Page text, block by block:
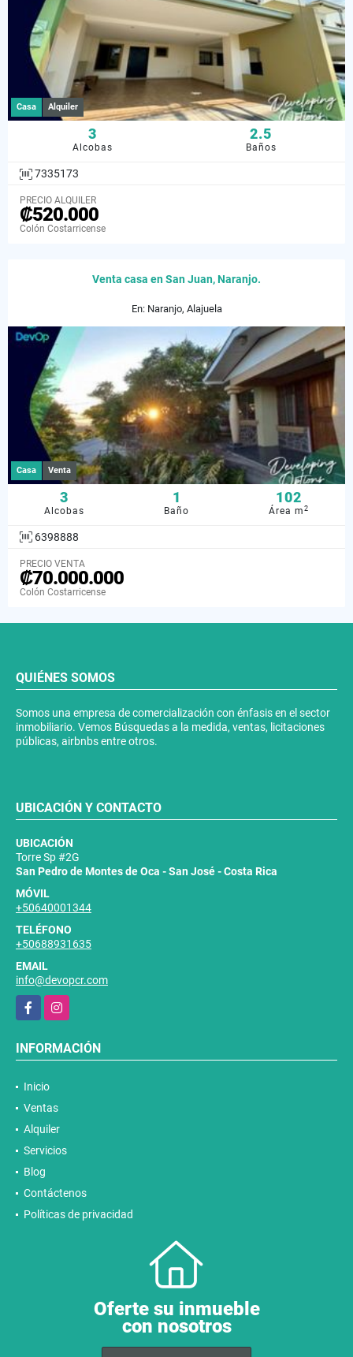
Casa Alquiler
3
Alcobas
2.5
Baños
7335173
PRECIO ALQUILER
₡520.000
Colón Costarricense
Venta casa en San Juan, Naranjo.
En: Naranjo, Alajuela
Casa Venta
3
Alcobas
1
Baño
102
Área m2
6398888
PRECIO VENTA
₡70.000.000
Colón Costarricense
QUIÉNES SOMOS
Somos una empresa de comercialización con énfasis en el sector
inmobiliario. Vemos Búsquedas a la medida, ventas, licitaciones
públicas, airbnbs entre otros.
UBICACIÓN Y CONTACTO
UBICACIÓN
Torre Sp #2G
San Pedro de Montes de Oca - San José - Costa Rica
MÓVIL
+50640001344
TELÉFONO
+50688931635
EMAIL
info@devopcr.com
FacebookInstagram
INFORMACIÓN
Inicio
Ventas
Alquiler
Servicios
Blog
Contáctenos
Políticas de privacidad
Oferte su inmueble
con nosotros